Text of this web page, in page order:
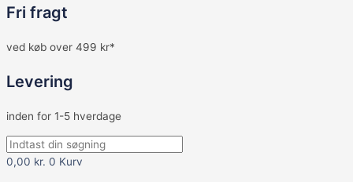
Fri fragt
ved køb over 499 kr*
Levering
inden for 1-5 hverdage
0,00 kr. 0 Kurv